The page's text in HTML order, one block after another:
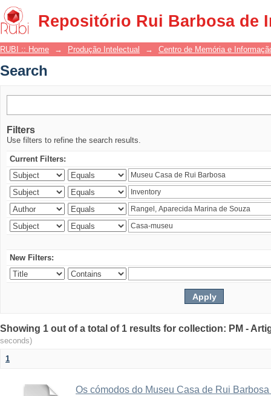
Repositório Rui Barbosa de
Search
RUBI :: Home → Produção Intelectual → Centro de Memória e
Search
Filters
Use filters to refine the search results.
Current Filters:
New Filters:
Showing 1 out of a total of 1 results for collection: PM -
seconds)
1
Os cómodos do Museu Casa de Rui